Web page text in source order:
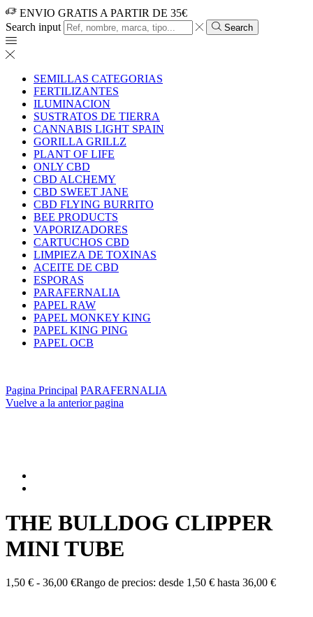
ENVIO GRATIS A PARTIR DE 35€
Search input
Search
SEMILLAS CATEGORIAS
FERTILIZANTES
ILUMINACION
SUSTRATOS DE TIERRA
CANNABIS LIGHT SPAIN
GORILLA GRILLZ
PLANT OF LIFE
ONLY CBD
CBD ALCHEMY
CBD SWEET JANE
CBD FLYING BURRITO
BEE PRODUCTS
VAPORIZADORES
CARTUCHOS CBD
LIMPIEZA DE TOXINAS
ACEITE DE CBD
ESPORAS
PARAFERNALIA
PAPEL RAW
PAPEL MONKEY KING
PAPEL KING PING
PAPEL OCB
Pagina Principal PARAFERNALIA
Vuelve a la anterior pagina
THE BULLDOG CLIPPER
MINI TUBE
1,50 € - 36,00 €Rango de precios: desde 1,50 € hasta 36,00 €